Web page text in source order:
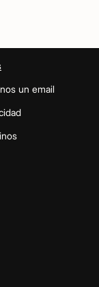
un email